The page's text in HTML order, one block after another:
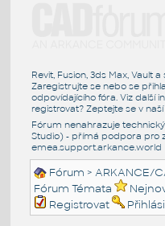
Revit, Fusion, 3ds Max, Vault
Zaregistrujte se nebo se
odpovídajícího fóra. Viz další
registrovat? Zeptejte se v naší
Fórum nenahrazuje
Studio) - přímá podpora pro
emea.support.arkance.world
Fórum >ARKANCE/
Fórum Témata
Registrovat